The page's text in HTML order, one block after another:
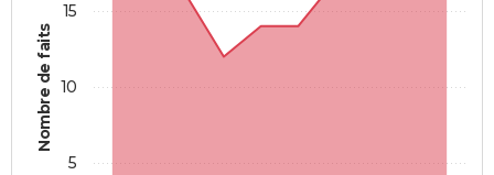
Nombre de faits
5
10
15